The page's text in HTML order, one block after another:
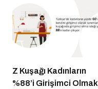
Z Kuşağı Kadınların
%88’i Girişimci Olmak